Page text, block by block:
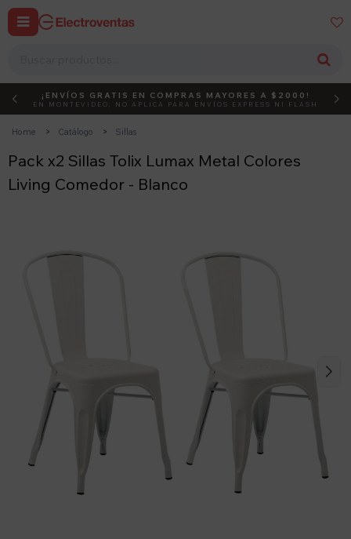
 
DEBUT ACTIVÁ EL CÓDIGO
¡ENVÍOS GRATIS EN COMPRAS MAYORES A $2000!
EN MONTEVIDEO, NO APLICA PARA ENVÍOS EXPRESS NI FLASH
Home Catálogo Sillas
Pack x2 Sillas Tolix Lumax Metal Colores
Living Comedor - Blanco